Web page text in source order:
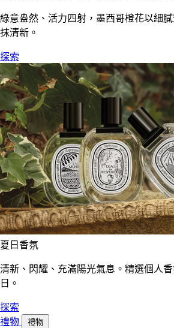
綠意盎然、活力四射，墨西哥橙花以細
抹清新。
探索
夏日香氛
清新、閃耀、充滿陽光氣息。精選個人
日。
探索
禮物
禮物